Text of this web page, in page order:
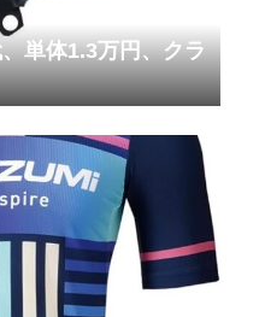
単体1.3万円、クラ